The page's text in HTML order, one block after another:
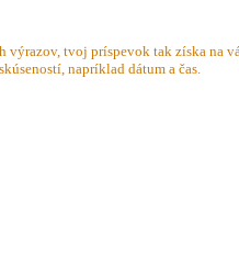
výrazov, tvoj príspevok tak získa na
napríklad dátum a čas.